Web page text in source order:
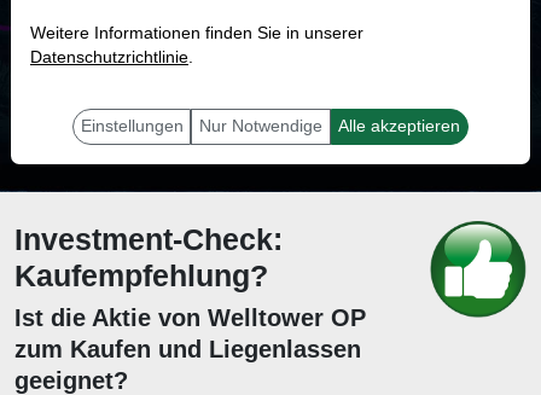
88.2 %
mit dieser Aktie erfolgreich sein.
Investment-Check:
Kaufempfehlung?
Ist die Aktie von Welltower OP
zum Kaufen und Liegenlassen
geeignet?
Weitere Informationen finden Sie in unserer
Datenschutzrichtlinie.
Einstellungen Nur Notwendige Alle akzeptieren